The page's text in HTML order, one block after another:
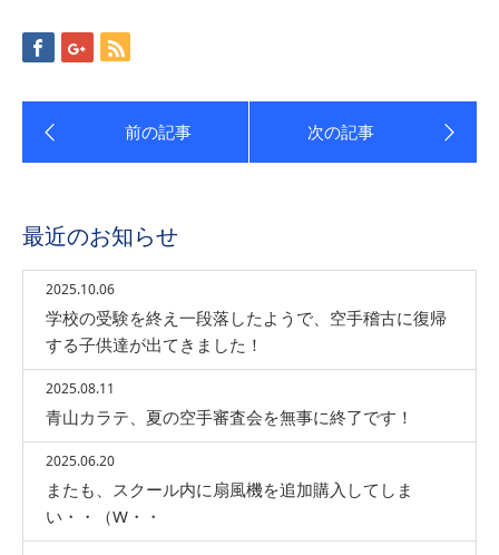
最近のお知らせ
2025.10.06
学校の受験を終え一段落したようで、空手稽古に復帰
する子供達が出てきました！
2025.08.11
青山カラテ、夏の空手審査会を無事に終了です！
2025.06.20
またも、スクール内に扇風機を追加購入してしま
い・・（W・・